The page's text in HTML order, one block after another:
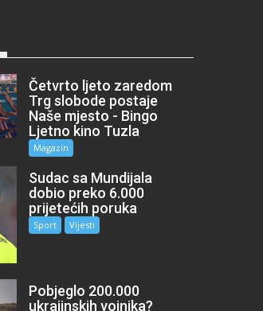
Četvrto ljeto zaredom
Trg slobode postaje
Naše mjesto - Bingo
Ljetno kino Tuzla
Magazin
Sudac sa Mundijala
dobio preko 6.000
prijetećih poruka
Sport Vijesti
Pobjeglo 200.000
ukrajinskih vojnika?